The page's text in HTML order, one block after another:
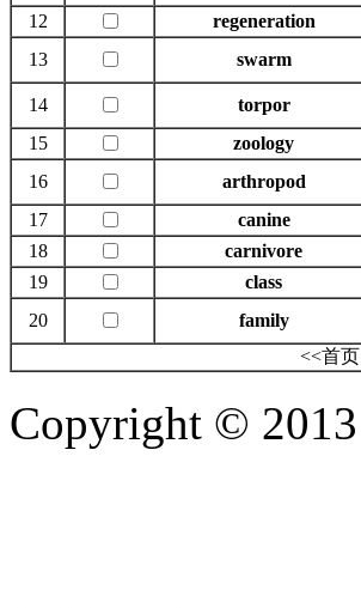
12 regeneration
13 swarm
14 torpor
15 zoology
16 arthropod
17 canine
18 carnivore
19 class
20 family
<<首页
Copyright © 2013